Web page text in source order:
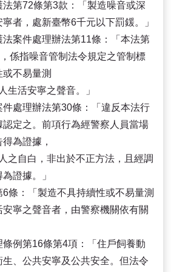
法第72條第3款：「製造噪音或深
者，處新臺幣6千元以下罰鍰。」
法案件處理辦法第11條：「本法第
係指噪音管制法令規定之管制標
不易量測
活安寧之聲音。」
件處理辦法第30條：「違反本法行
定之。前項行為經警察人員當場
為證據，
自白，非出於不正方法，且經調
證據。」
6條：「製造不具持續性或不易量測
寧之聲音者，由警察機關依有關
條例第16條第4項：「住戶飼養動
、公共安寧及公共安全。但法令